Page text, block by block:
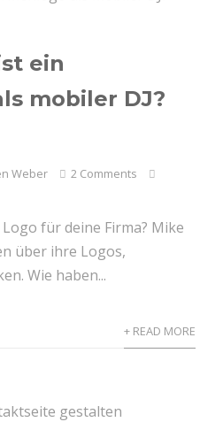
ein
mobiler DJ?
Weber
2 Comments
für deine Firma? Mike
über ihre Logos,
Wie haben...
+ READ MORE